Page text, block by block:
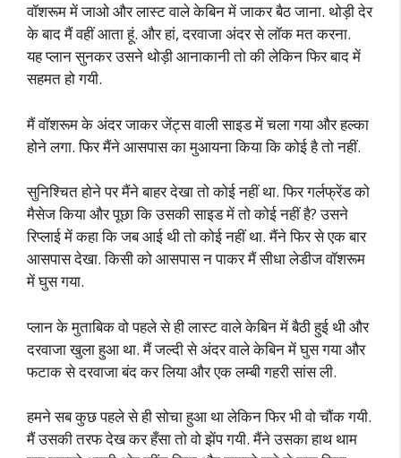
वॉशरूम में जाओ और लास्ट वाले केबिन में जाकर बैठ जाना. थोड़ी देर
के बाद मैं वहीं आता हूं. और हां, दरवाजा अंदर से लॉक मत करना.
यह प्लान सुनकर उसने थोड़ी आनाकानी तो की लेकिन फिर बाद में
सहमत हो गयी.
मैं वॉशरूम के अंदर जाकर जेंट्स वाली साइड में चला गया और हल्का
होने लगा. फिर मैंने आसपास का मुआयना किया कि कोई है तो नहीं.
सुनिश्चित होने पर मैंने बाहर देखा तो कोई नहीं था. फिर गर्लफ्रेंड को
मैसेज किया और पूछा कि उसकी साइड में तो कोई नहीं है? उसने
रिप्लाई में कहा कि जब आई थी तो कोई नहीं था. मैंने फिर से एक बार
आसपास देखा. किसी को आसपास न पाकर मैं सीधा लेडीज वॉशरूम
में घुस गया.
प्लान के मुताबिक वो पहले से ही लास्ट वाले केबिन में बैठी हुई थी और
दरवाजा खुला हुआ था. मैं जल्दी से अंदर वाले केबिन में घुस गया और
फटाक से दरवाजा बंद कर लिया और एक लम्बी गहरी सांस ली.
हमने सब कुछ पहले से ही सोचा हुआ था लेकिन फिर भी वो चौंक गयी.
मैं उसकी तरफ देख कर हँसा तो वो झेंप गयी. मैंने उसका हाथ थाम